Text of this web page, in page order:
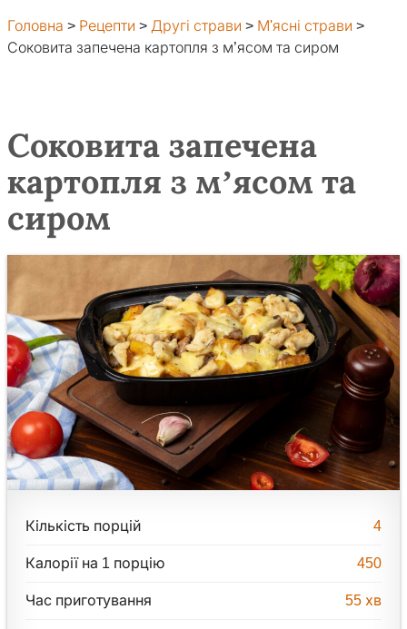
Головна > Рецепти > Другі страви > М'ясні страви >
Соковита запечена картопля з м’ясом та сиром
Соковита запечена
картопля з м’ясом та
сиром
Кількість порцій 4
Калорії на 1 порцію 450
Час приготування 55 хв